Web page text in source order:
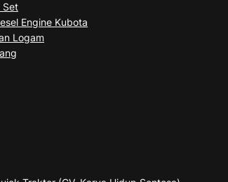
Set
Engine Kubota
Logam